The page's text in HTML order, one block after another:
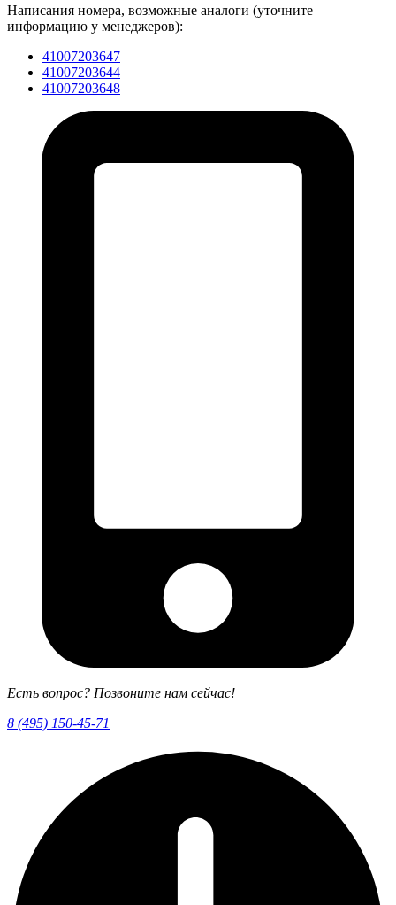
Написания номера, возможные аналоги (уточните
информацию у менеджеров):
41007203647
41007203644
41007203648
Есть вопрос? Позвоните нам сейчас!
8 (495) 150-45-71